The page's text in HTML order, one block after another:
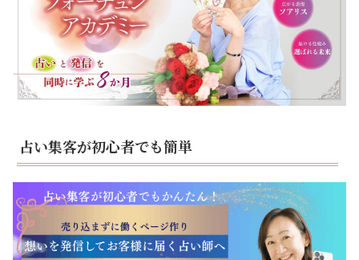
占い集客が初心者でも簡単